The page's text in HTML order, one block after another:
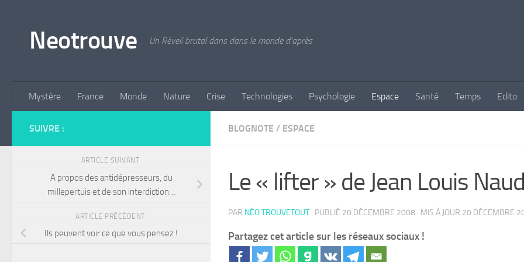
Neotrouve Un Réveil brutal dans dans le monde d'après
Mystère France Monde Nature Crise Technologies Psychologie Espace Santé Temps Edito
BLOGNOTE / ESPACE
Le « lifter » de Jean Louis
PAR NÉO TROUVETOUT · PUBLIÉ 20 DÉCEMBRE 2008 · MIS À JOUR 20 DÉCEMBRE
Partagez cet article sur les réseaux sociaux !
SUIVRE :
ARTICLE SUIVANT
A propos des antidépresseurs, du
millepertuis et de son interdiction…
ARTICLE PRÉCÉDENT
Ils peuvent voir ce que vous pensez !